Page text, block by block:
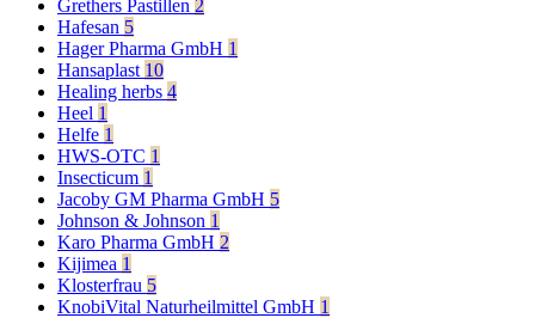
Grethers Pastillen 2
Hafesan 5
Hager Pharma GmbH 1
Hansaplast 10
Healing herbs 4
Heel 1
Helfe 1
HWS-OTC 1
Insecticum 1
Jacoby GM Pharma GmbH 5
Johnson & Johnson 1
Karo Pharma GmbH 2
Kijimea 1
Klosterfrau 5
KnobiVital Naturheilmittel GmbH 1